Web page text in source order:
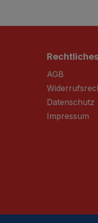
AGB
Datenschutz
Impressum